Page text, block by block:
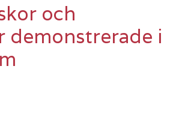
och
demonstrerade i